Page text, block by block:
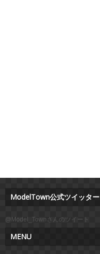
ModelTown公式ツイッター
@Model_Townさんのツイート
MENU